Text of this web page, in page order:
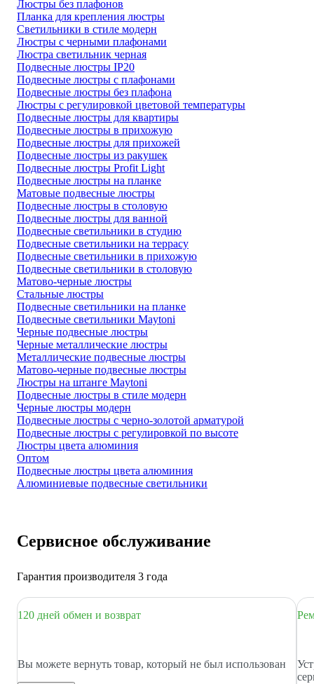
Люстры без плафонов
Планка для крепления люстры
Светильники в стиле модерн
Люстры с черными плафонами
Люстра светильник черная
Подвесные люстры IP20
Подвесные люстры с плафонами
Подвесные люстры без плафона
Люстры с регулировкой цветовой температуры
Подвесные люстры для квартиры
Подвесные люстры в прихожую
Подвесные люстры для прихожей
Подвесные люстры из ракушек
Подвесные люстры Profit Light
Подвесные люстры на планке
Матовые подвесные люстры
Подвесные люстры в столовую
Подвесные люстры для ванной
Подвесные светильники в студию
Подвесные светильники на террасу
Подвесные светильники в прихожую
Подвесные светильники в столовую
Матово-черные люстры
Стальные люстры
Подвесные светильники на планке
Подвесные светильники Maytoni
Черные подвесные люстры
Черные металлические люстры
Металлические подвесные люстры
Матово-черные подвесные люстры
Люстры на штанге Maytoni
Подвесные люстры в стиле модерн
Черные люстры модерн
Подвесные люстры с черно-золотой арматурой
Подвесные люстры с регулировкой по высоте
Люстры цвета алюминия
Оптом
Подвесные люстры цвета алюминия
Алюминиевые подвесные светильники
Сервисное обслуживание
Гарантия производителя 3 года
120 дней обмен и возврат
Вы можете вернуть товар, который не был использован